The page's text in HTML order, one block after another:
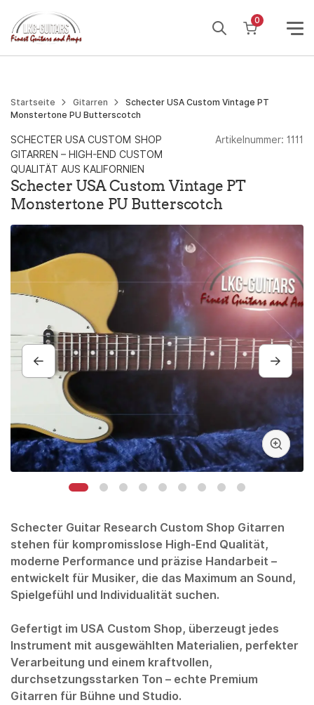
zum
Inhalt
0
Startseite Gitarren
Schecter USA Custom Vintage PT
Monstertone PU Butterscotch
Artikelnummer: 1111
SCHECTER USA CUSTOM SHOP
GITARREN – HIGH-END CUSTOM
QUALITÄT AUS KALIFORNIEN
Schecter USA Custom Vintage PT
Monstertone PU Butterscotch
Schecter Guitar Research Custom Shop Gitarren
stehen für kompromisslose High-End Qualität,
moderne Performance und präzise Handarbeit –
entwickelt für Musiker, die das Maximum an Sound,
Spielgefühl und Individualität suchen.
Gefertigt im USA Custom Shop, überzeugt jedes
Instrument mit ausgewählten Materialien, perfekter
Verarbeitung und einem kraftvollen,
durchsetzungsstarken Ton – echte Premium
Gitarren für Bühne und Studio.